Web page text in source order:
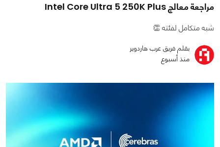
مراجعة معالج Intel Core Ultra 5 250K Plus
شبه متكامل لفئته 👏
بقلم فريق عرب هاردوير
منذ أسبوع